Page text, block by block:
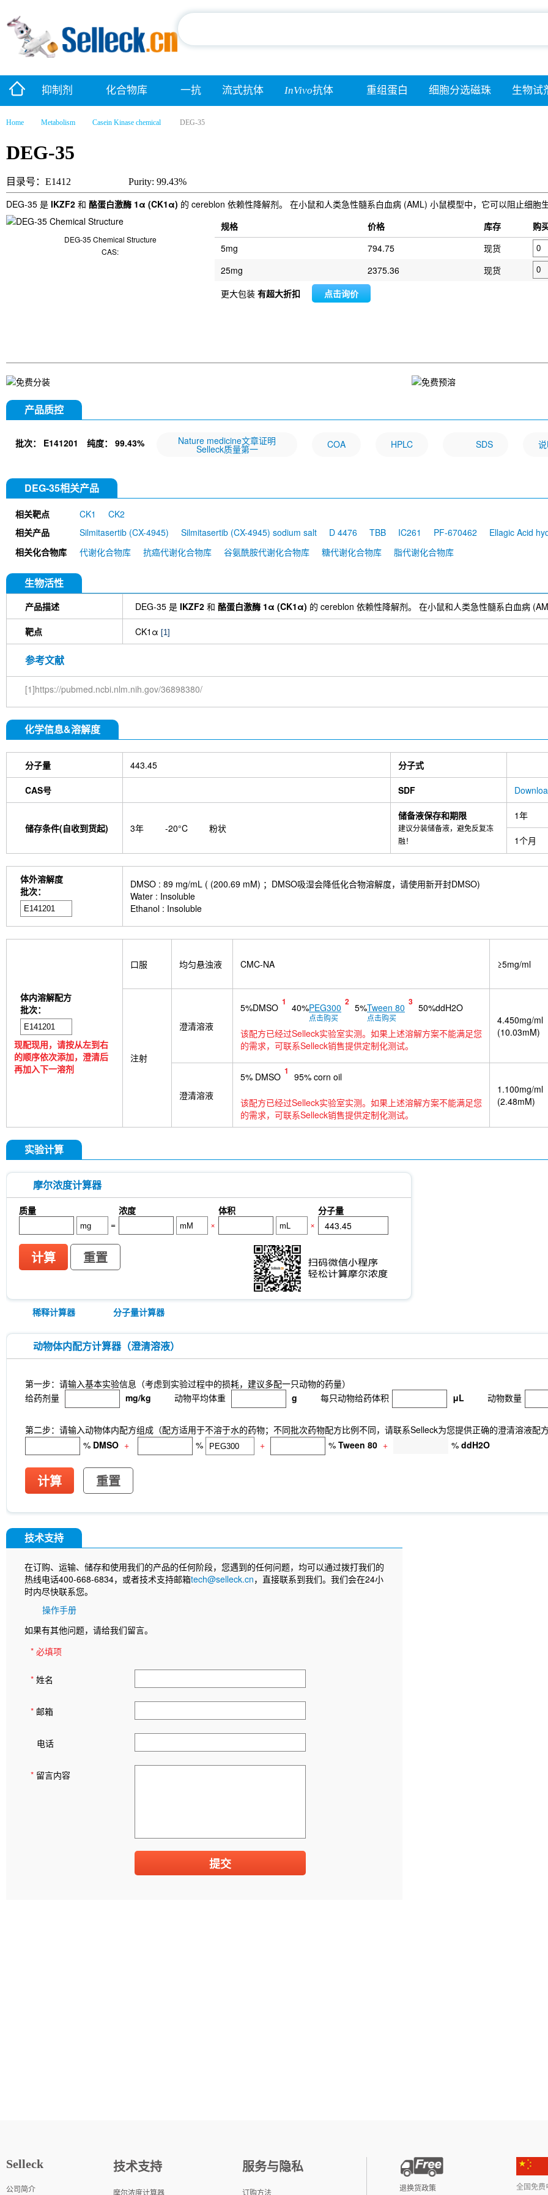
抑制剂 化合物库 一抗 流式抗体 InVivo抗体 重组蛋白 细胞分选磁珠 生物试
Home Metabolism Casein Kinase chemical DEG-35
DEG-35
目录号：E1412 Purity: 99.43%
DEG-35 是 IKZF2 和 酪蛋白激酶 1α (CK1α) 的 cereblon 依赖性降解剂。 在小鼠和人类急性髓系白血病 (AML) 小鼠模型中，它可以阻止细胞
DEG-35 Chemical Structure
CAS:
规格 价格 库存
购
5mg
794.75
现货
25mg
2375.36
现货
更大包装 有超大折扣 点击询价
产品质控
批次： E141201 纯度： 99.43% Nature medicine文章证明
Selleck质量第一 COA HPLC SDS
DEG-35相关产品
相关靶点 CK1
CK2
相关产品
Silmitasertib (CX-4945) Silmitasertib (CX-4945) sodium salt D 4476 TBB IC261 PF-670462
Ellagic Acid
相关化合物库 代谢化合物库 抗癌代谢化合物库 谷氨酰胺代谢化合物库 糖代谢化合物库 脂代谢化合物库
生物活性
产品描述 DEG-35 是 IKZF2 和 酪蛋白激酶 1α (CK1α) 的 cereblon 依赖性降解剂。 在小鼠和人类急性髓系白血病
靶点 CK1α [1]
参考文献
[1]https://pubmed.ncbi.nlm.nih.gov/36898380/
化学信息&溶解度
分子量 443.45 分子式
CAS号 SDF
储存条件(自收到货起) 3年 -20°C 粉状
储备液保存和期限
建议分装储备液，避免反复冻
融！
1年
1个月
体外溶解度
批次：
DMSO : 89 mg/mL ( (200.69 mM) ；DMSO吸湿会降低化合物溶解度，请使用新开封DMSO)
Water : Insoluble
Ethanol : Insoluble
体内溶解配方
批次：
现配现用，请按从左到右
的顺序依次添加，澄清后
再加入下一溶剂
口服 均匀悬浊液 CMC-NA ≥5mg/ml
注射
澄清溶液
5%DMSO 1 40%PEG300
点击购买
2 5%Tween 80
点击购买
3 50%ddH2O
该配方已经过Selleck实验室实测。如果上述溶解方案不能满足您
的需求，可联系Selleck销售提供定制化测试。
4.450mg/ml
(10.03mM)
澄清溶液
5% DMSO 1 95% corn oil
该配方已经过Selleck实验室实测。如果上述溶解方案不能满足您
的需求，可联系Selleck销售提供定制化测试。
1.100mg/ml
(2.48mM)
实验计算
摩尔浓度计算器
质量 浓度 体积
分子量
=
× ×
计算 重置
稀释计算器 分子量计算器
动物体内配方计算器（澄清溶液）
第一步：请输入基本实验信息（考虑到实验过程中的损耗，建议多配一只动物的药量）
给药剂量
mg/kg 动物平均体重 g 每只动物给药体积 μL 动物数量
第二步：请输入动物体内配方组成（配方适用于不溶于水的药物；不同批次药物配方比例不同，请联系Selleck为您提供正确的澄清溶液配
% DMSO + % + % Tween 80 + % ddH2O
计算 重置
技术支持
在订购、运输、储存和使用我们的产品的任何阶段，您遇到的任何问题，均可以通过拨打我们的
热线电话400-668-6834，或者技术支持邮箱tech@selleck.cn，直接联系到我们。我们会在24小
时内尽快联系您。
操作手册
如果有其他问题，请给我们留言。
* 必填项
* 姓名
* 邮箱
电话
* 留言内容
Selleck
公司简介
技术支持
摩尔浓度计算器
服务与隐私
订购方法
退换货政策 全国免费